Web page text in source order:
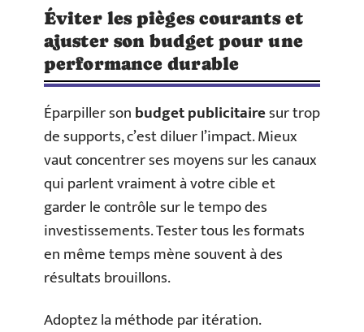
Éviter les pièges courants et
ajuster son budget pour une
performance durable
Éparpiller sonbudget publicitairesur trop
de supports, c’est diluer l’impact. Mieux
vaut concentrer ses moyens sur les canaux
qui parlent vraiment à votre cible et
garder le contrôle sur le tempo des
investissements. Tester tous les formats
en même temps mène souvent à des
résultats brouillons.
Adoptez la méthode par itération.